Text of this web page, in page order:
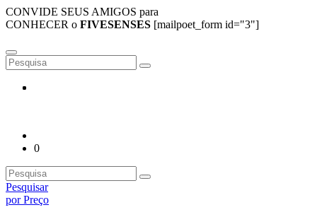
CONVIDE SEUS AMIGOS para
CONHECER o FIVESENSES [mailpoet_form id="3"]
0
Pesquisar
por Preço